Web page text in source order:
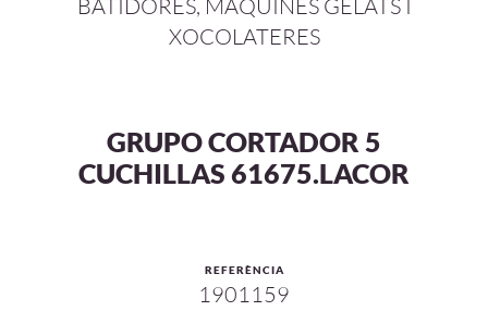
BATIDORES, MAQUINES GELATS I
XOCOLATERES
GRUPO CORTADOR 5
CUCHILLAS 61675.LACOR
REFERÈNCIA
1901159